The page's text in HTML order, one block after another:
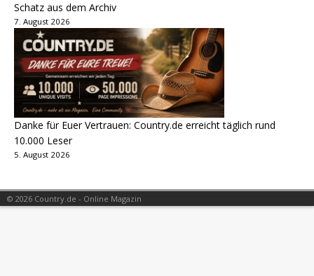
Schatz aus dem Archiv
7. August 2026
Danke für Euer Vertrauen: Country.de erreicht täglich rund
10.000 Leser
5. August 2026
© 2026 Country.de - Online Magazin